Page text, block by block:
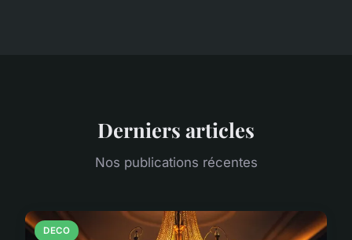
Derniers articles
Nos publications récentes
DECO